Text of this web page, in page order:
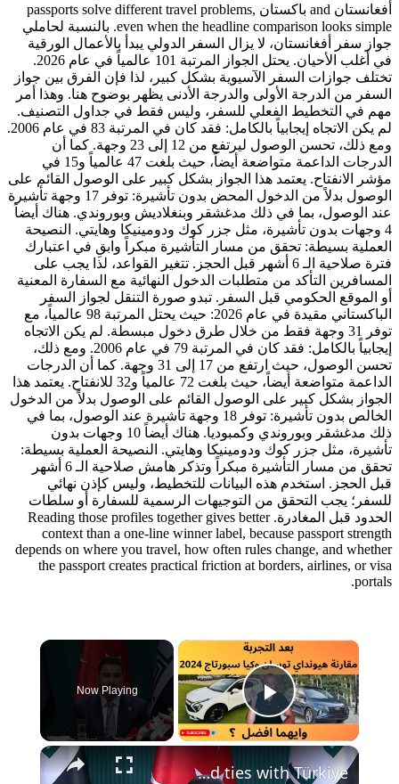
أفغانستان and باكستان passports solve different travel problems,
even when the headline comparison looks simple. بالنسبة لحاملي
جواز سفر أفغانستان، لا يزال السفر الدولي يبدأ بالأعمال الورقية
في أغلب الأحيان. يحتل الجواز المرتبة 101 عالمياً في عام 2026.
تختلف جوازات السفر الآسيوية بشكل كبير، لذا فإن الفرق بين جواز
السفر من الدرجة الأولى والدرجة الأدنى يظهر بوضوح هنا. وهذا أمر
مهم في التخطيط الفعلي للسفر، وليس فقط في جداول التصنيف.
لم يكن الاتجاه إيجابياً بالكامل: فقد كان في المرتبة 83 في عام 2006.
ومع ذلك، تحسن الوصول ليرتفع من 12 إلى 23 وجهة. كما أن
الدرجات الداعمة متواضعة أيضاً، حيث بلغت 47 عالمياً و15 في
مؤشر الانفتاح. يعتمد هذا الجواز بشكل كبير على الوصول القائم على
الوصول بدلاً من الدخول المحض بدون تأشيرة: توفر 17 وجهة تأشيرة
عند الوصول، بما في ذلك مدغشقر وبنغلاديش وبوروندي. هناك أيضاً
4 وجهات بدون تأشيرة، مثل جزر كوك ودومينيكا وهايتي. النصيحة
العملية بسيطة: تحقق من مسار التأشيرة مبكراً وابقِ في اعتبارك
فترة صلاحية الـ 6 أشهر قبل الحجز. تتغير القواعد، لذا يجب على
المسافرين التأكد من متطلبات الدخول النهائية مع السفارة المعنية
أو الموقع الحكومي قبل السفر. تبدو صورة التنقل لجواز السفر
الباكستاني مقيدة في عام 2026: حيث يحتل المرتبة 98 عالمياً، مع
توفر 31 وجهة فقط من خلال طرق دخول مبسطة. لم يكن الاتجاه
إيجابياً بالكامل: فقد كان في المرتبة 79 في عام 2006. ومع ذلك،
تحسن الوصول، حيث ارتفع من 17 إلى 31 وجهة. كما أن الدرجات
الداعمة متواضعة أيضاً، حيث بلغت 72 عالمياً و32 للانفتاح. يعتمد هذا
الجواز بشكل كبير على الوصول القائم على الوصول بدلاً من الدخول
الخالص بدون تأشيرة: توفر 18 وجهة تأشيرة عند الوصول، بما في
ذلك مدغشقر وبوروندي وكمبوديا. هناك أيضاً 10 وجهات بدون
تأشيرة، مثل جزر كوك ودومينيكا وهايتي. النصيحة العملية بسيطة:
تحقق من مسار التأشيرة مبكراً وتذكر هامش صلاحية الـ 6 أشهر
قبل الحجز. استخدم هذه البيانات للتخطيط، وليس كإذن نهائي
للسفر؛ يجب التحقق من التوجيهات الرسمية للسفارة أو سلطات
الحدود قبل المغادرة. Reading those profiles together gives better
context than a one-line winner label, because passport strength
depends on where you travel, how often rules change, and whether
the passport creates practical friction at borders, airlines, or visa
portals.
×
Play Video
Now Playing
×
Türkiye: Iraqi premier says Ankara visit aims to deepen centuries-old ties with Türkiye.